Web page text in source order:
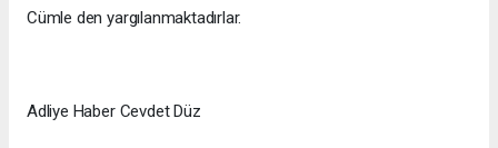
Cümle den yargılanmaktadırlar.
Adliye Haber Cevdet Düz